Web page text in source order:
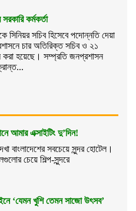
কর্মকর্তা
সিনিয়র সচিব হিসেবে পদোন্নতি দেয়া
চার অতিরিক্ত সচিব ও ২১
করা হয়েছে। সম্প্রতি জনপ্রশাসন
আমার এক্সাইটিং দু’দিন!
বাংলাদেশের সবচেয়ে সুন্দর হোটেল।
চেয়ে শিল্প-সুন্দরে
‘যেমন খুশি তেমন সাজো উৎসব’